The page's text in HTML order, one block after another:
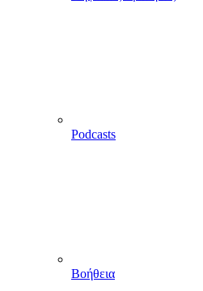
Podcasts
Βοήθεια